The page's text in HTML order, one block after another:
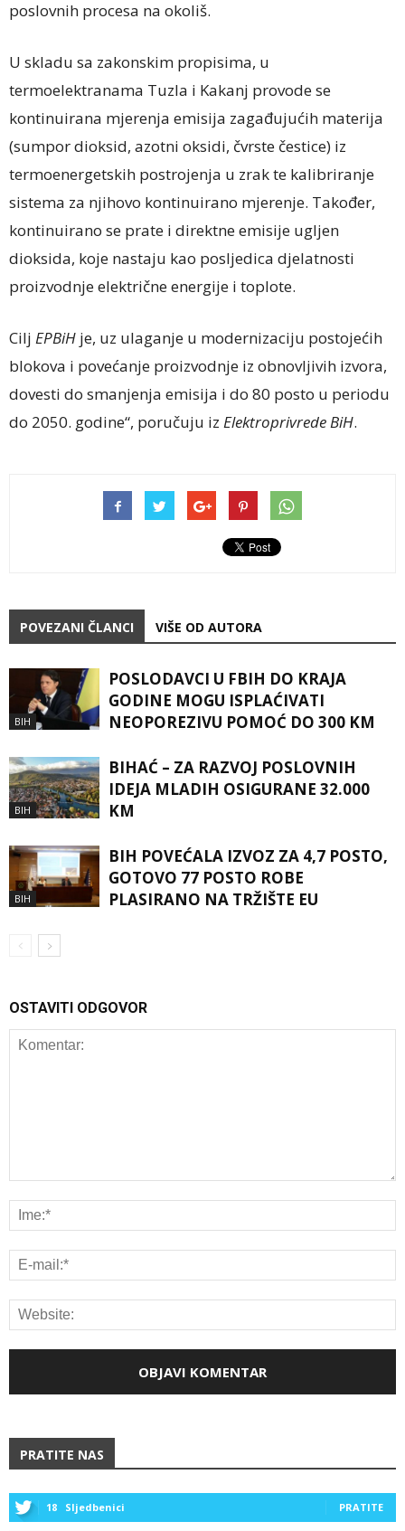
poslovnih procesa na okoliš.
U skladu sa zakonskim propisima, u
termoelektranama Tuzla i Kakanj provode se
kontinuirana mjerenja emisija zagađujućih materija
(sumpor dioksid, azotni oksidi, čvrste čestice) iz
termoenergetskih postrojenja u zrak te kalibriranje
sistema za njihovo kontinuirano mjerenje. Također,
kontinuirano se prate i direktne emisije ugljen
dioksida, koje nastaju kao posljedica djelatnosti
proizvodnje električne energije i toplote.
Cilj EPBiH je, uz ulaganje u modernizaciju postojećih
blokova i povećanje proizvodnje iz obnovljivih izvora,
dovesti do smanjenja emisija i do 80 posto u periodu
do 2050. godine“, poručuju iz Elektroprivrede BiH.
POVEZANI ČLANCI VIŠE OD AUTORA
BIH
POSLODAVCI U FBIH DO KRAJA
GODINE MOGU ISPLAĆIVATI
NEOPOREZIVU POMOĆ DO 300 KM
BIH
BIHAĆ – ZA RAZVOJ POSLOVNIH
IDEJA MLADIH OSIGURANE 32.000
KM
BIH
BIH POVEĆALA IZVOZ ZA 4,7 POSTO,
GOTOVO 77 POSTO ROBE
PLASIRANO NA TRŽIŠTE EU
OSTAVITI ODGOVOR
PRATITE NAS
18 Sljedbenici PRATITE